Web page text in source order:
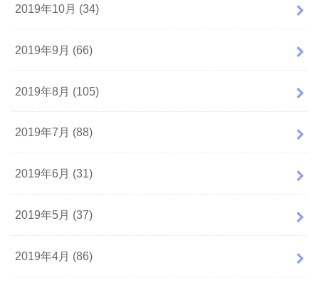
2019年10月 (34)
2019年9月 (66)
2019年8月 (105)
2019年7月 (88)
2019年6月 (31)
2019年5月 (37)
2019年4月 (86)